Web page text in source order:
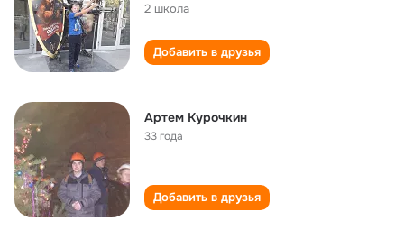
2 школа
Добавить в друзья
Артем Курочкин
33 года
Добавить в друзья